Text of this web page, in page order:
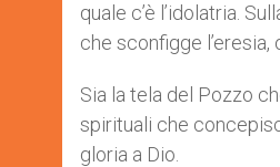
quale c’è l’idolatria.
che sconfigge l’eresia,
Sia la tela del Pozzo
spirituali che
gloria a Dio.